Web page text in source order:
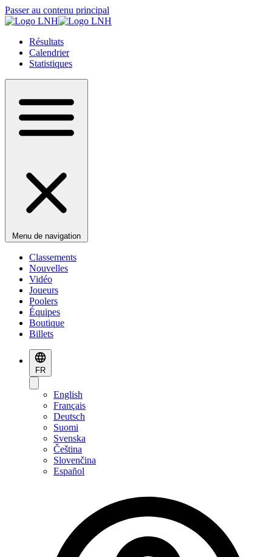
Passer au contenu principal
Résultats
Calendrier
Statistiques
Menu de navigation
Classements
Nouvelles
Vidéo
Joueurs
Poolers
Équipes
Boutique
Billets
FR
English
Français
Deutsch
Suomi
Svenska
Čeština
Slovenčina
Español